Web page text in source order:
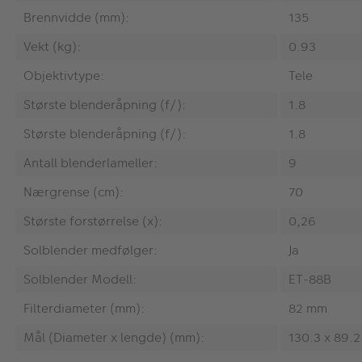
Brennvidde (mm):
135
Vekt (kg):
0.93
Objektivtype:
Tele
Største blenderåpning (f/):
1.8
Største blenderåpning (f/):
1.8
Antall blenderlameller:
9
Nærgrense (cm):
70
Største forstørrelse (x):
0,26
Solblender medfølger:
Ja
Solblender Modell:
ET-88B
Filterdiameter (mm):
82 mm
Mål (Diameter x lengde) (mm):
130.3 x